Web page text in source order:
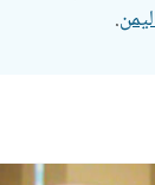
.